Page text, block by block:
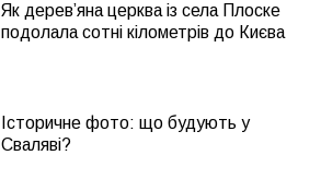
Як дерев’яна церква із села Плоске
подолала сотні кілометрів до Києва
Історичне фото: що будують у
Сваляві?